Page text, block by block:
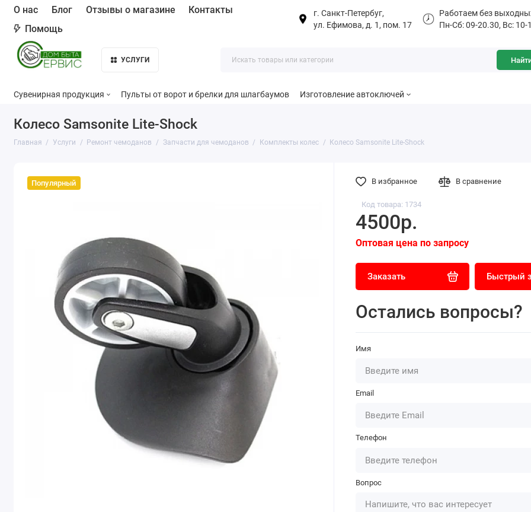
О нас Блог Отзывы о магазине
Контакты
Помощь
г. Санкт-Петербуг,
ул. Ефимова, д. 1, пом. 17
Работаем без
Пн-Сб: 09-20.30, Вс: 10-
УСЛУГИ
Сувенирная продукция Пульты от ворот и брелки для шлагбаумов Изготовление автоключей
Колесо Samsonite Lite-Shock
Главная Услуги Ремонт чемоданов Запчасти для чемоданов Комплекты колес Колесо Samsonite Lite-Shock
Популярный
Код товара: 1734
4500р.
Оптовая цена по запросу
Заказать Быстрый
Остались вопросы?
Имя
Email
Телефон
Вопрос
В избранное В сравнение